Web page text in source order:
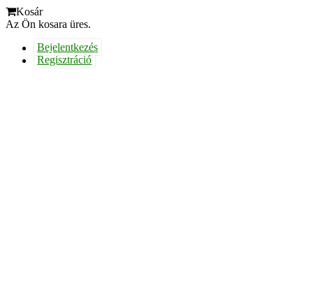
Kosár
Az Ön kosara üres.
Bejelentkezés
Regisztráció